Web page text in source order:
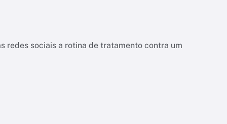
redes sociais a rotina de tratamento contra um